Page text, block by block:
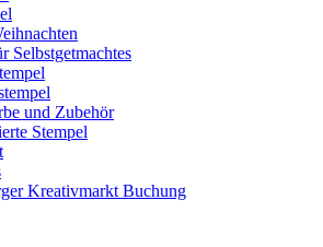
Selbstgetmachtes
und Zubehör
Stempel
Kreativmarkt Buchung